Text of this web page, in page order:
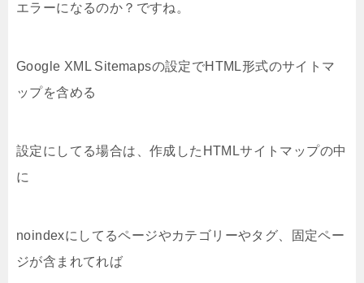
エラーになるのか？ですね。
Google XML Sitemapsの設定でHTML形式のサイトマ
ップを含める
設定にしてる場合は、作成したHTMLサイトマップの中
に
noindexにしてるページやカテゴリーやタグ、固定ペー
ジが含まれてれば